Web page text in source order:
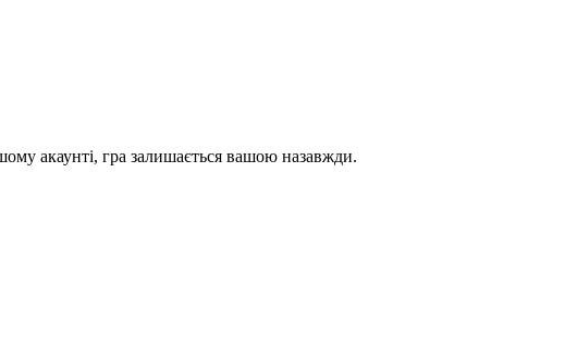
акаунті, гра залишається вашою назавжди.